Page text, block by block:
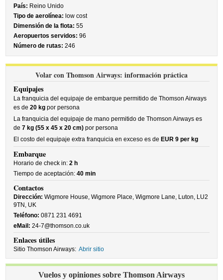
País: Reino Unido
Tipo de aerolínea: low cost
Dimensión de la flota: 55
Aeropuertos servidos: 96
Número de rutas: 246
Volar con Thomson Airways: información práctica
Equipajes
La franquicia del equipaje de embarque permitido de Thomson Airways
es de20 kg por persona
La franquicia del equipaje de mano permitido de Thomson Airways es
de7 kg (55 x 45 x 20 cm) por persona
El costo del equipaje extra franquicia en exceso es de EUR 9 per kg
Embarque
Horario de check in:2 h
Tiempo de aceptación:40 min
Contactos
Dirección: Wigmore House, Wigmore Place, Wigmore Lane, Luton, LU2
9TN, UK
Teléfono: 0871 231 4691
eMail: 24-7@thomson.co.uk
Enlaces útiles
Sitio Thomson Airways: Abrir sitio
Vuelos y opiniones sobre Thomson Airways